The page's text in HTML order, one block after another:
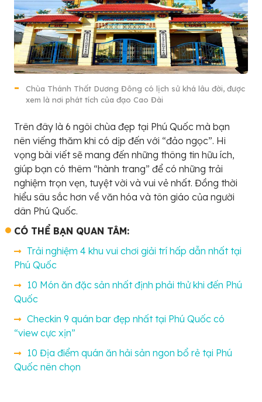
Chùa Thánh Thất Dương Đông có lịch sử khá lâu đời, được
xem là nơi phát tích của đạo Cao Đài
Trên đây là 6 ngôi chùa đẹp tại Phú Quốc mà bạn
nên viếng thăm khi có dịp đến với “đảo ngọc”. Hi
vọng bài viết sẽ mang đến những thông tin hữu ích,
giúp bạn có thêm “hành trang” để có những trải
nghiệm trọn vẹn, tuyệt vời và vui vẻ nhất. Đồng thời
hiểu sâu sắc hơn về văn hóa và tôn giáo của người
dân Phú Quốc.
CÓ THỂ BẠN QUAN TÂM:
Trải nghiệm 4 khu vui chơi giải trí hấp dẫn nhất tại
Phú Quốc
10 Món ăn đặc sản nhất định phải thử khi đến Phú
Quốc
Checkin 9 quán bar đẹp nhất tại Phú Quốc có
“view cực xịn”
10 Địa điểm quán ăn hải sản ngon bổ rẻ tại Phú
Quốc nên chọn